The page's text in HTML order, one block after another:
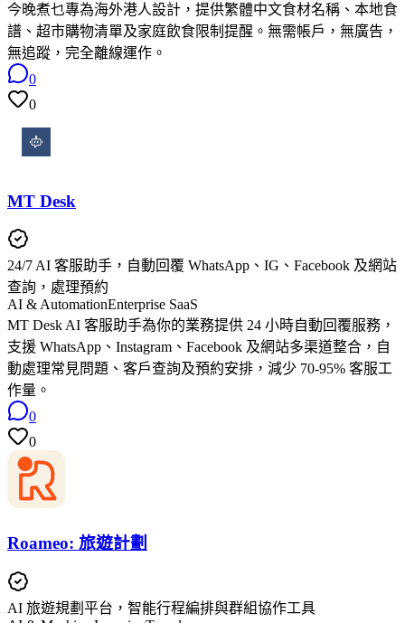
今晚煮乜專為海外港人設計，提供繁體中文食材名稱、本地食
譜、超市購物清單及家庭飲食限制提醒。無需帳戶，無廣告，
無追蹤，完全離線運作。
0
0
MT Desk
24/7 AI 客服助手，自動回覆 WhatsApp、IG、Facebook 及網站
查詢，處理預約
AI & AutomationEnterprise SaaS
MT Desk AI 客服助手為你的業務提供 24 小時自動回覆服務，
支援 WhatsApp、Instagram、Facebook 及網站多渠道整合，自
動處理常見問題、客戶查詢及預約安排，減少 70-95% 客服工
作量。
0
0
Roameo: 旅遊計劃
AI 旅遊規劃平台，智能行程編排與群組協作工具